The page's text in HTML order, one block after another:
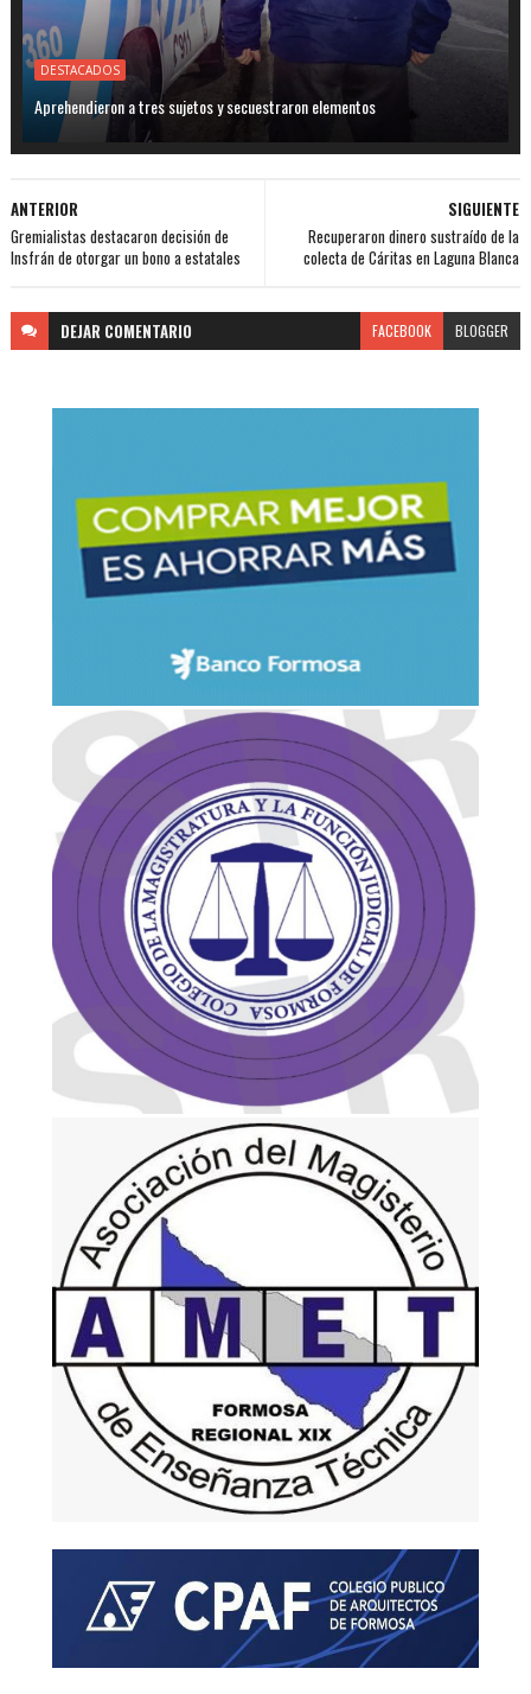
DESTACADOS
Aprehendieron a tres sujetos y secuestraron elementos
SIGUIENTE
Recuperaron dinero sustraído de la
colecta de Cáritas en Laguna Blanca
ANTERIOR
Gremialistas destacaron decisión de
Insfrán de otorgar un bono a estatales
DEJAR COMENTARIO FACEBOOK BLOGGER